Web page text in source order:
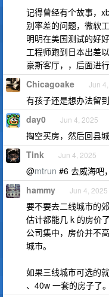
记得曾经有个故事，
别率差的问题，微软
明明在美国测试的好
工程师跑到日本出差
豪斯客厅，，后面进
Chicagoake Jun
有孩子还是想办法留
day0 Jun 4, 2025
掏空买房，然后回县
Tink Jun 4, 2025
@mtrun #6 去威海吧
hammy Jun 4, 2025
要不要去二线城市的
估计都能几 k 的房价
公司集中，房价并不
城市。
如果三线城市可选的
、40w 一套的房子了